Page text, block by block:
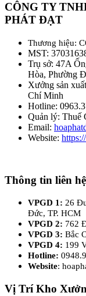
CÔNG TY
PHÁT ĐẠT
Thương hiệu:
MST:
Trụ sở: 47A
Hòa, Phường
Xưởng sản
Chí Minh
Hotline:
Quản lý: Thuế
Email:
Website:
Thông tin liên hệ
VPGD 1: 26
Đức, TP. HCM
VPGD 2: 762
VPGD 3: Bắc
VPGD 4: 199
Hotline:
Website:
Vị Trí Kho